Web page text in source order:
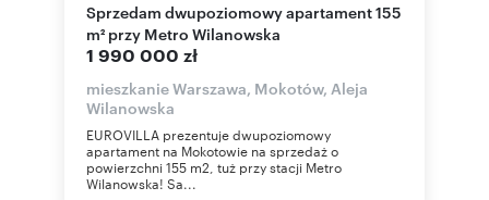
Sprzedam dwupoziomowy apartament 155
m² przy Metro Wilanowska
1 990 000 zł
mieszkanie Warszawa, Mokotów, Aleja
Wilanowska
EUROVILLA prezentuje dwupoziomowy
apartament na Mokotowie na sprzedaż o
powierzchni 155 m2, tuż przy stacji Metro
Wilanowska! Sa...